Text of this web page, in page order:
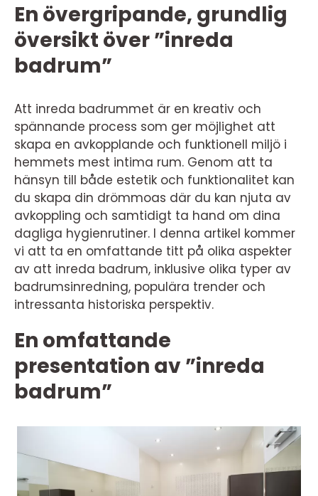
En övergripande, grundlig
översikt över ”inreda
badrum”
Att inreda badrummet är en kreativ och
spännande process som ger möjlighet att
skapa en avkopplande och funktionell miljö i
hemmets mest intima rum. Genom att ta
hänsyn till både estetik och funktionalitet kan
du skapa din drömmoas där du kan njuta av
avkoppling och samtidigt ta hand om dina
dagliga hygienrutiner. I denna artikel kommer
vi att ta en omfattande titt på olika aspekter
av att inreda badrum, inklusive olika typer av
badrumsinredning, populära trender och
intressanta historiska perspektiv.
En omfattande
presentation av ”inreda
badrum”